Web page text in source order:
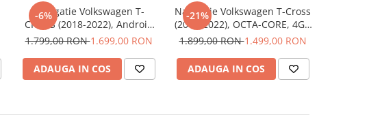
-6%
Navigatie Volkswagen T-
CROSS (2018-2022), Android
14, OCTA-CORE 2.0 GHz, 8GB
Carplay si Android auto, ecran
9 inch
1.799,00 RON1.699,00 RON
ADAUGA IN COS
-21%
Navigatie Volkswagen T-Cross
(2018-2022), OCTA-CORE, 4GB
RAM 64 GB ROM, Android 14,
PX, 9.5 inch - ECARTECH
1.899,00 RON1.499,00 RON
ADAUGA IN COS